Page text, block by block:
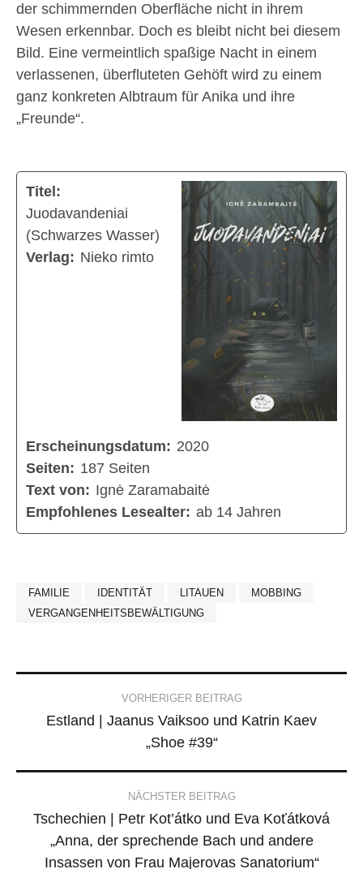
der schimmernden Oberfläche nicht in ihrem
Wesen erkennbar. Doch es bleibt nicht bei diesem
Bild. Eine vermeintlich spaßige Nacht in einem
verlassenen, überfluteten Gehöft wird zu einem
ganz konkreten Albtraum für Anika und ihre
„Freunde“.
Titel:
Juodavandeniai
(Schwarzes Wasser)
Verlag: Nieko rimto
Erscheinungsdatum: 2020
Seiten: 187 Seiten
Text von: Ignė Zaramabaitė
Empfohlenes Lesealter: ab 14 Jahren
FAMILIE IDENTITÄT LITAUEN
MOBBING
VERGANGENHEITSBEWÄLTIGUNG
navigation
VORHERIGER BEITRAG
Estland | Jaanus Vaiksoo und Katrin Kaev
„Shoe #39“
NÄCHSTER BEITRAG
Tschechien | Petr Kot’átko und Eva Koťátková
„Anna, der sprechende Bach und andere
Insassen von Frau Majerovas Sanatorium“